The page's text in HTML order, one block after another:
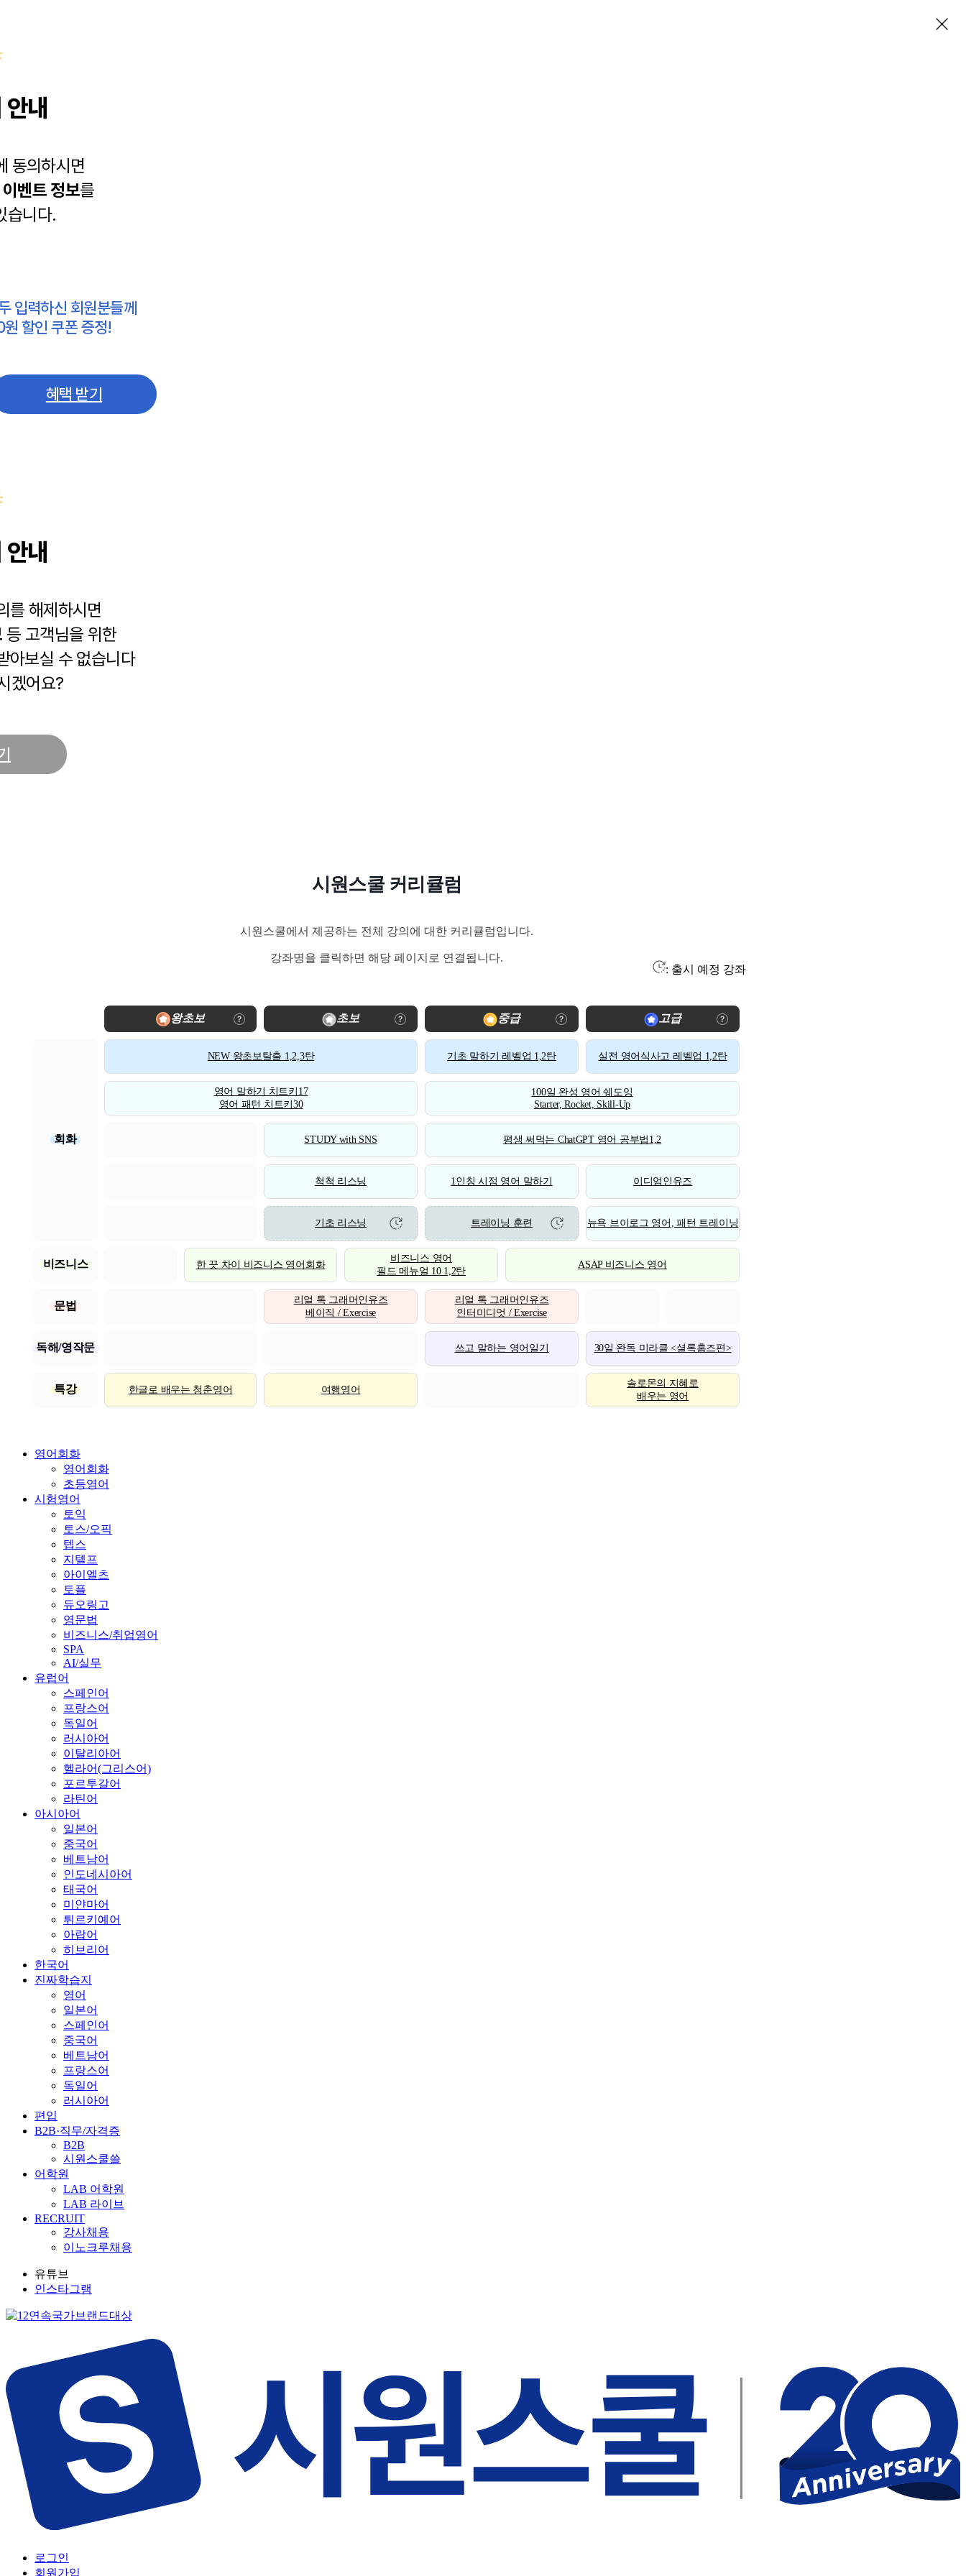
내
동의하시면
이벤트 정보를
습니다.
입력하신 회원분들께
할인 쿠폰 증정!
혜택 받기
내
를 해제하시면
등 고객님을 위한
아보실 수 없습니다
겠어요?
시원스쿨 커리큘럼
시원스쿨에서 제공하는 전체 강의에 대한 커리큘럼입니다.
강좌명을 클릭하면 해당 페이지로 연결됩니다.
: 출시 예정 강좌
왕초보 초보 중급 고급
회화
NEW 왕초보탈출 1,2,3탄 기초 말하기 레벨업 1,2탄 실전 영어식사고 레벨업 1,2탄
영어 말하기 치트키17
영어 패턴 치트키30
100일 완성 영어 쉐도잉
Starter, Rocket, Skill-Up
STUDY with SNS 평생 써먹는 ChatGPT 영어 공부법1,2
척척 리스닝 1인칭 시점 영어 말하기 이디엄인유즈
기초 리스닝 트레이닝 훈련 뉴욕 브이로그 영어, 패턴 트레이닝
비즈니스 한 끗 차이 비즈니스 영어회화
비즈니스 영어
필드 메뉴얼 10 1,2탄
ASAP 비즈니스 영어
문법
리얼 톡 그래머인유즈
베이직 / Exercise
리얼 톡 그래머인유즈
인터미디엇 / Exercise
독해/영작문 쓰고 말하는 영어일기 30일 완독 미라클 <셜록홈즈편>
특강 한글로 배우는 청춘영어 여행영어
솔로몬의 지혜로
배우는 영어
영어회화
영어회화
초등영어
시험영어
토익
토스/오픽
텝스
지텔프
아이엘츠
토플
듀오링고
영문법
비즈니스/취업영어
SPA
AI/실무
유럽어
스페인어
프랑스어
독일어
러시아어
이탈리아어
헬라어(그리스어)
포르투갈어
라틴어
아시아어
일본어
중국어
베트남어
인도네시아어
태국어
미얀마어
튀르키예어
아랍어
히브리어
한국어
진짜학습지
영어
일본어
스페인어
중국어
베트남어
프랑스어
독일어
러시아어
편입
B2B·직무/자격증
B2B
시원스쿨쓸
어학원
LAB 어학원
LAB 라이브
RECRUIT
강사채용
이노크루채용
유튜브
인스타그램
로그인
회원가입